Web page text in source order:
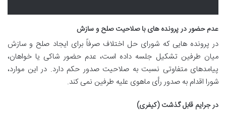
عدم حضور در پرونده های با صلاحیت صلح و سازش
در پرونده هایی که شورای حل اختلاف صرفاً برای ایجاد صلح و سازش
میان طرفین تشکیل جلسه داده است، عدم حضور شاکی یا خواهان،
پیامدهای متفاوتی نسبت به صلاحیت صدور حکم دارد. در این موارد،
شورا اقدام به صدور رأی ماهوی علیه طرفین نمی کند.
در جرایم قابل گذشت (کیفری)